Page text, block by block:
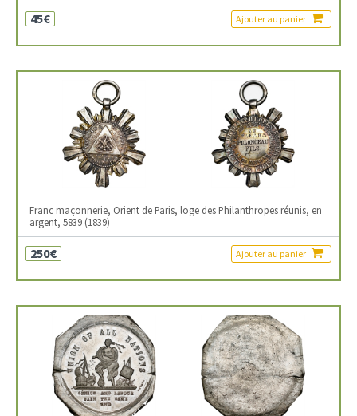
45€ Ajouter au panier
Franc maçonnerie, Orient de Paris, loge des Philanthropes réunis, en
argent, 5839 (1839)
250€ Ajouter au panier